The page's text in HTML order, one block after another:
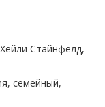
Стайнфелд,
семейный,